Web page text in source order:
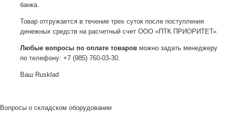
банка.
Товар отгружается в течение трех суток после поступления
денежных средств на расчетный счет ООО «ПТК ПРИОРИТЕТ».
Любые вопросы по оплате товаров можно задать менеджеру
по телефону: +7 (985) 760-03-30.
Ваш Rusklad
Вопросы о складском оборудовании